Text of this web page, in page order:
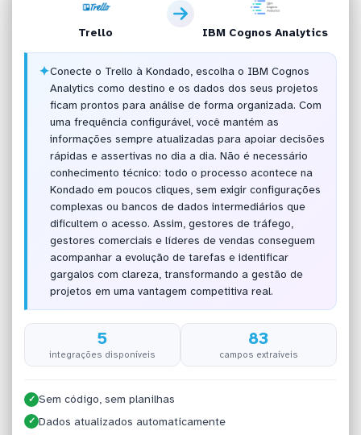
Trello IBM Cognos Analytics
✦Conecte o Trello à Kondado, escolha o IBM Cognos
Analytics como destino e os dados dos seus projetos
ficam prontos para análise de forma organizada. Com
uma frequência configurável, você mantém as
informações sempre atualizadas para apoiar decisões
rápidas e assertivas no dia a dia. Não é necessário
conhecimento técnico: todo o processo acontece na
Kondado em poucos cliques, sem exigir configurações
complexas ou bancos de dados intermediários que
dificultem o acesso. Assim, gestores de tráfego,
gestores comerciais e líderes de vendas conseguem
acompanhar a evolução de tarefas e identificar
gargalos com clareza, transformando a gestão de
projetos em uma vantagem competitiva real.
5
integrações disponíveis
83
campos extraíveis
✓ Sem código, sem planilhas
✓ Dados atualizados automaticamente